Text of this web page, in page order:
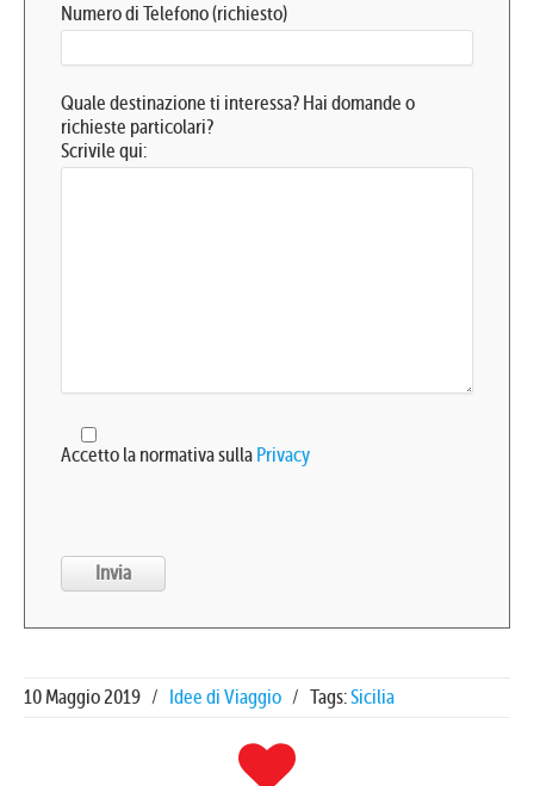
Numero di Telefono (richiesto)
Quale destinazione ti interessa? Hai domande o
richieste particolari?
Scrivile qui:
Accetto la normativa sulla Privacy
10 Maggio 2019 / Idee di Viaggio / Tags:Sicilia